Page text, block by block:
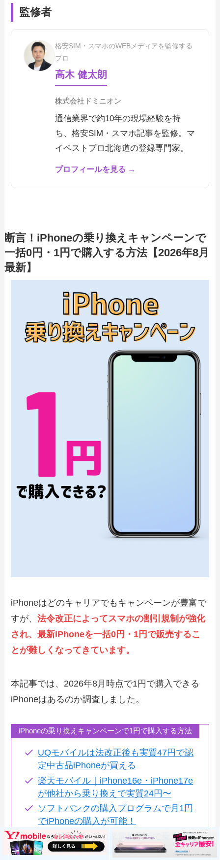
監修者
格安SIM・スマホのWEBメディアを監修する
プロ
高木 健太朗
株式会社ドミニオン
通信業界で約10年の現場経験を持
ち、格安SIM・スマホ記事を監修。マ
イベストプロ北海道の登録専門家。
プロフィールを見る →
断言！iPhoneの乗り換えキャンペーンで
一括0円・1円で購入する方法【2026年8月
最新】
iPhoneはどのキャリアでもキャンペーンが豊富で
すが、法令改正によってスマホの割引規制が強化
され、最新iPhoneを一括0円・1円で販売するこ
とが難しくなってきています。
本記事では、2026年8月時点で1円で購入できる
iPhoneはあるのか調査しました。
iPhoneの乗り換えキャンペーンで1円で購入する方法
UQモバイルは法改正後も実質47円で認
定中古品iPhoneが買える
楽天モバイル｜iPhone16e・iPhone17e
が他社から乗り換えで実質24円〜
ソフトバンクの購入プログラムで月1円
でiPhoneの購入が可能！
ヤマダ電機などの家電量販店で乗り換え
キャンペーンを探す